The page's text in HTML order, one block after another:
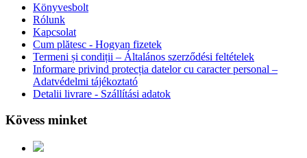
Könyvesbolt
Rólunk
Kapcsolat
Cum plătesc - Hogyan fizetek
Termeni și condiții – Általános szerződési feltételek
Informare privind protecția datelor cu caracter personal –
Adatvédelmi tájékoztató
Detalii livrare - Szállítási adatok
Kövess minket